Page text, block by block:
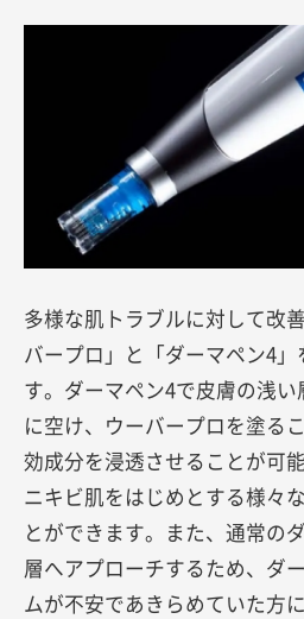
多様な肌トラブルに対して改
バープロ」と「ダーマペン4
す。ダーマペン4で皮膚の浅
に空け、ウーバープロを塗る
効成分を浸透させることが可
ニキビ肌をはじめとする様々
とができます。また、通常の
層へアプローチするため、ダ
ムが不安であきらめていた方